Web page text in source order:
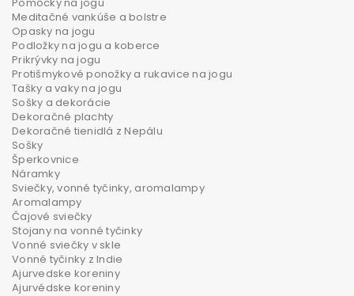
Meditačné vankúše a bolstre
Opasky na jogu
Podložky na jogu a koberce
Prikrývky na jogu
Protišmykové ponožky a rukavice na jogu
Tašky a vaky na jogu
Sošky a dekorácie
Dekoračné plachty
Dekoračné tienidlá z Nepálu
Sošky
Šperkovnice
Náramky
Sviečky, vonné tyčinky, aromalampy
Aromalampy
Čajové sviečky
Stojany na vonné tyčinky
Vonné sviečky v skle
Vonné tyčinky z Indie
Ajurvedske koreniny
Ajurvédske koreniny